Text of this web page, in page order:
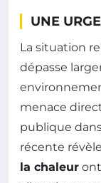
UNE
La situation
dépasse
menace
publique
récente
la chaleur